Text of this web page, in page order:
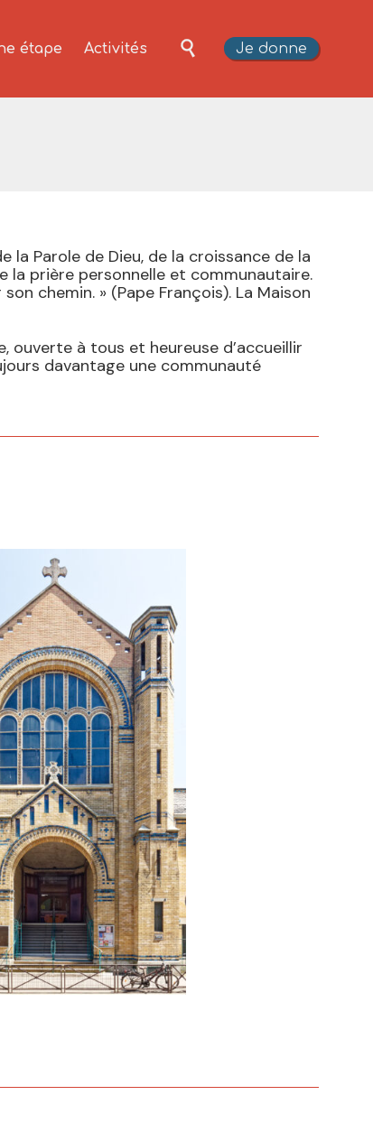
Skip
étape Activités  Je donne
la Parole de Dieu, de la croissance de la
la prière personnelle et communautaire.
chemin. » (Pape François). La Maison
ouverte à tous et heureuse d’accueillir
davantage une communauté